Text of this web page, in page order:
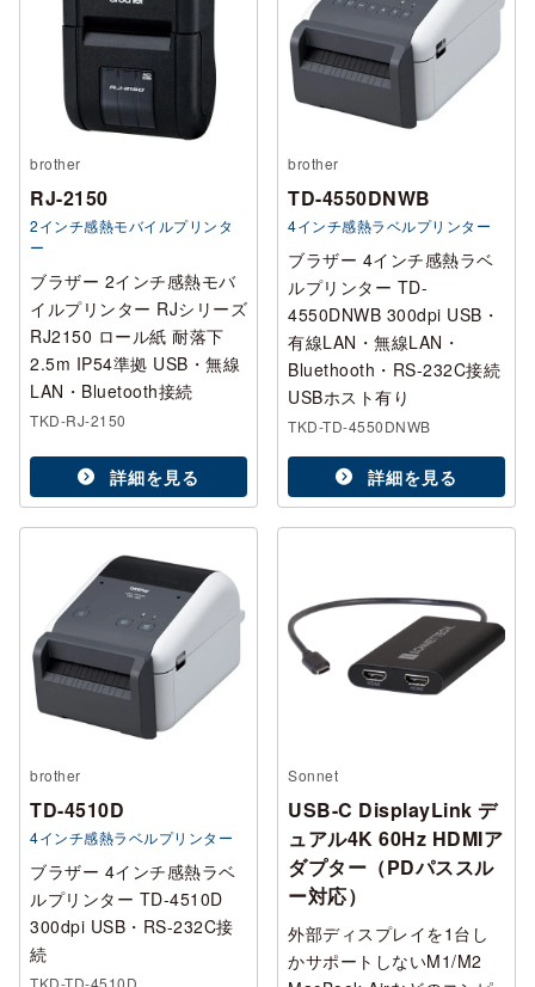
brother
RJ-2150
2インチ感熱モバイルプリンタ
ー
ブラザー 2インチ感熱モバ
イルプリンター RJシリーズ
RJ2150 ロール紙 耐落下
2.5m IP54準拠 USB・無線
LAN・Bluetooth接続
TKD-RJ-2150
詳細を見る
brother
TD-4550DNWB
4インチ感熱ラベルプリンター
ブラザー 4インチ感熱ラベ
ルプリンター TD-
4550DNWB 300dpi USB・
有線LAN・無線LAN・
Bluethooth・RS-232C接続
USBホスト有り
TKD-TD-4550DNWB
詳細を見る
brother
TD-4510D
4インチ感熱ラベルプリンター
ブラザー 4インチ感熱ラベ
ルプリンター TD-4510D
300dpi USB・RS-232C接
続
Sonnet
USB-C DisplayLink デ
ュアル4K 60Hz HDMIア
ダプター（PDパススル
ー対応）
外部ディスプレイを1台し
かサポートしないM1/M2